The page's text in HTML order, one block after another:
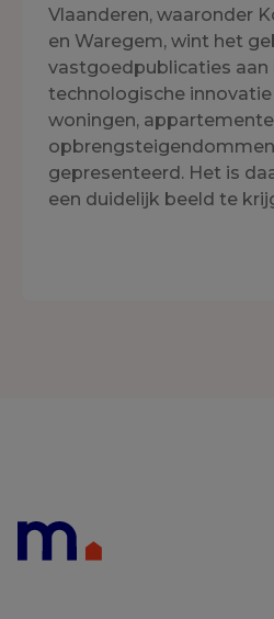
Vlaanderen, waaronder
en Waregem, wint het
vastgoedpublicaties aan
technologische
woningen,
gepresenteerd. Het is
een duidelijk beeld te